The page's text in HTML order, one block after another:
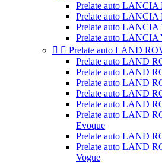
Prelate auto LANCIA
Prelate auto LANCIA
Prelate auto LANCIA
Prelate auto LANCIA
  Prelate auto LAND
Prelate auto LAND
Prelate auto LAND
Prelate auto LAND
Prelate auto LAND
Prelate auto LAND
Prelate auto LAND
Evoque
Prelate auto LAND
Prelate auto LAND
Vogue